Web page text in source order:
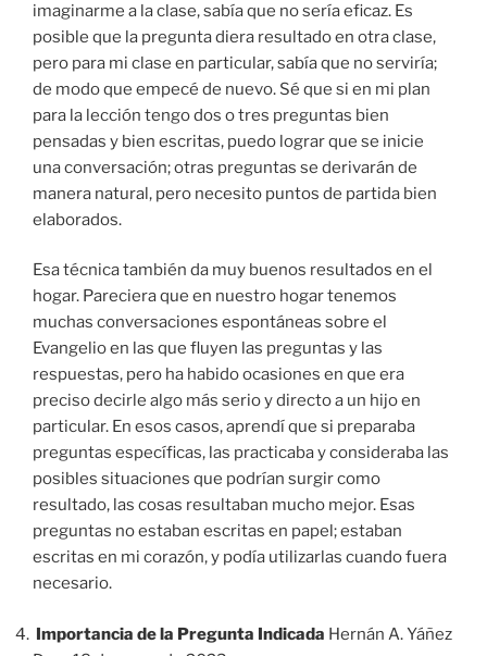
imaginarme a la clase, sabía que no sería eficaz. Es
posible que la pregunta diera resultado en otra clase,
pero para mi clase en particular, sabía que no serviría;
de modo que empecé de nuevo. Sé que si en mi plan
para la lección tengo dos o tres preguntas bien
pensadas y bien escritas, puedo lograr que se inicie
una conversación; otras preguntas se derivarán de
manera natural, pero necesito puntos de partida bien
elaborados.
Esa técnica también da muy buenos resultados en el
hogar. Pareciera que en nuestro hogar tenemos
muchas conversaciones espontáneas sobre el
Evangelio en las que fluyen las preguntas y las
respuestas, pero ha habido ocasiones en que era
preciso decirle algo más serio y directo a un hijo en
particular. En esos casos, aprendí que si preparaba
preguntas específicas, las practicaba y consideraba las
posibles situaciones que podrían surgir como
resultado, las cosas resultaban mucho mejor. Esas
preguntas no estaban escritas en papel; estaban
escritas en mi corazón, y podía utilizarlas cuando fuera
necesario.
Importancia de la Pregunta Indicada Hernán A. Yáñez